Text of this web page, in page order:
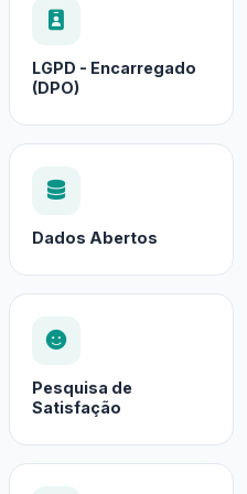
LGPD - Encarregado
(DPO)
Dados Abertos
Pesquisa de
Satisfação